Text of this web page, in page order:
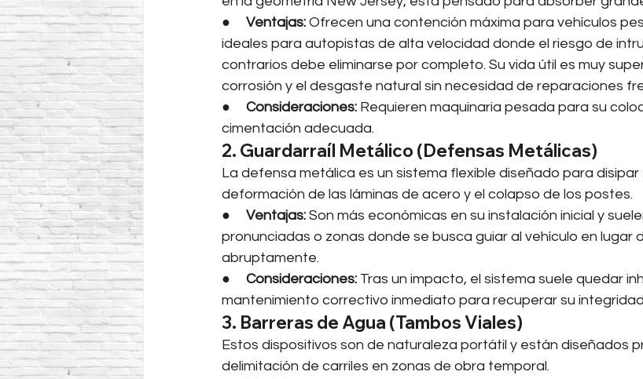
● Ventajas: Ofrecen una contención máxima para vehículos
ideales para autopistas de alta velocidad donde el riesgo de
contrarios debe eliminarse por completo. Su vida útil es muy
corrosión y el desgaste natural sin necesidad de reparaciones
● Consideraciones: Requieren maquinaria pesada para su
cimentación adecuada.
2. Guardarraíl Metálico (Defensas Metálicas)
La defensa metálica es un sistema flexible diseñado para
deformación de las láminas de acero y el colapso de los postes.
● Ventajas: Son más económicas en su instalación inicial y
pronunciadas o zonas donde se busca guiar al vehículo en lugar
abruptamente.
● Consideraciones: Tras un impacto, el sistema suele quedar
mantenimiento correctivo inmediato para recuperar su
3. Barreras de Agua (Tambos Viales)
Estos dispositivos son de naturaleza portátil y están diseñados
delimitación de carriles en zonas de obra temporal.